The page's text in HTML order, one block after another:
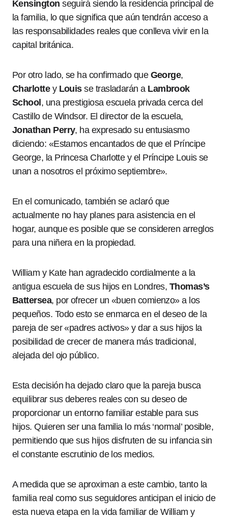
Kensington seguirá siendo la residencia principal de
la familia, lo que significa que aún tendrán acceso a
las responsabilidades reales que conlleva vivir en la
capital británica.
Por otro lado, se ha confirmado que George,
Charlottey Louisse trasladarán a Lambrook
School , una prestigiosa escuela privada cerca del
Castillo de Windsor. El director de la escuela,
Jonathan Perry, ha expresado su entusiasmo
diciendo: «Estamos encantados de que el Príncipe
George, la Princesa Charlotte y el Príncipe Louis se
unan a nosotros el próximo septiembre».
En el comunicado, también se aclaró que
actualmente no hay planes para asistencia en el
hogar, aunque es posible que se consideren arreglos
para una niñera en la propiedad.
William y Kate han agradecido cordialmente a la
antigua escuela de sus hijos en Londres, Thomas’s
Battersea, por ofrecer un «buen comienzo» a los
pequeños. Todo esto se enmarca en el deseo de la
pareja de ser «padres activos» y dar a sus hijos la
posibilidad de crecer de manera más tradicional,
alejada del ojo público.
Esta decisión ha dejado claro que la pareja busca
equilibrar sus deberes reales con su deseo de
proporcionar un entorno familiar estable para sus
hijos. Quieren ser una familia lo más ‘normal’ posible,
permitiendo que sus hijos disfruten de su infancia sin
el constante escrutinio de los medios.
A medida que se aproximan a este cambio, tanto la
familia real como sus seguidores anticipan el inicio de
esta nueva etapa en la vida familiar de William y